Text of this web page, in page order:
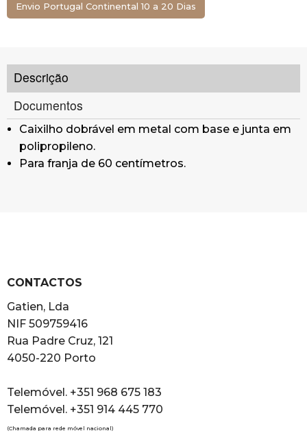
Envio Portugal Continental 10 a 20 Dias
Descrição
Documentos
Caixilho dobrável em metal com base e junta em
polipropileno.
Para franja de 60 centímetros.
CONTACTOS
Gatien, Lda
NIF 509759416
Rua Padre Cruz, 121
4050-220 Porto
Telemóvel. +351 968 675 183
Telemóvel. +351 914 445 770
(Chamada para rede móvel nacional)